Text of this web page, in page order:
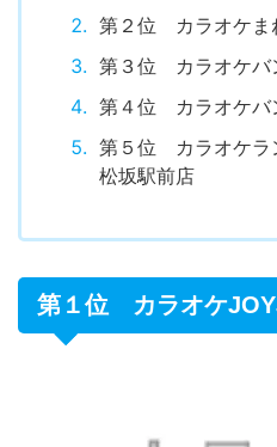
第２位 カラオケま
第３位 カラオケバ
第４位 カラオケバ
第５位 カラオケラ
松坂駅前店
第１位 カラオケ